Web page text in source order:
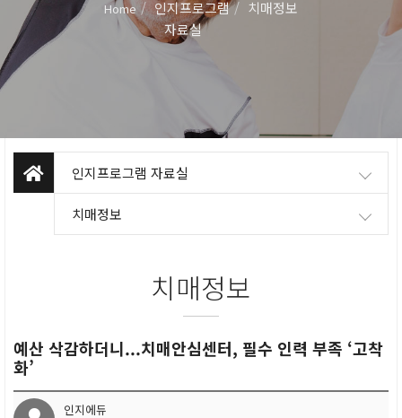
Home
인지프로그램
자료실
치매정보
인지프로그램 자료실
치매정보
치매정보
예산 삭감하더니...치매안심센터, 필수 인력 부족 ‘고착
화’
인지에듀